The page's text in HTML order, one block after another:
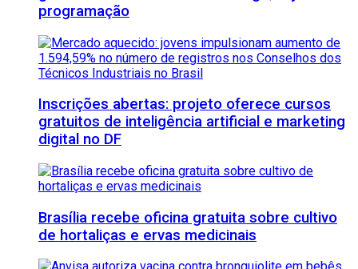
programação
Inscrições abertas: projeto oferece cursos
gratuitos de inteligência artificial e marketing
digital no DF
Brasília recebe oficina gratuita sobre cultivo
de hortaliças e ervas medicinais